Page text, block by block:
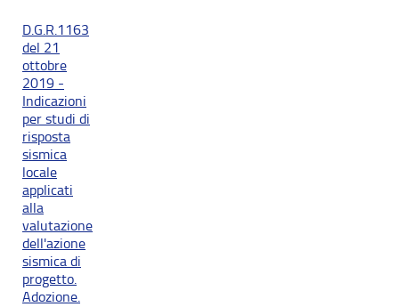
D.G.R.1163
del 21
ottobre
2019 -
Indicazioni
per studi di
risposta
sismica
locale
applicati
alla
valutazione
dell'azione
sismica di
progetto.
Adozione.